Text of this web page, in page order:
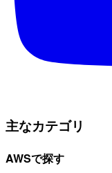
主なカテゴリ
AWSで探す